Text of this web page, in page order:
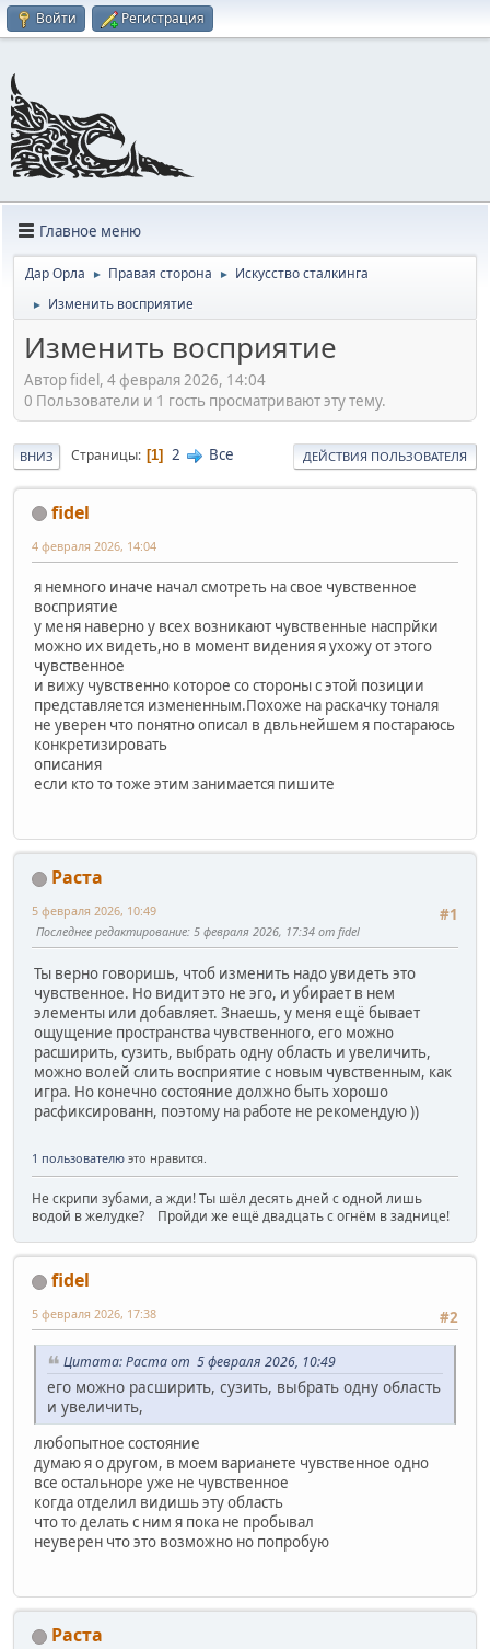
Войти Регистрация
Главное меню
Дар Орла ► Правая сторона ► Искусство сталкинга
► Изменить восприятие
Изменить восприятие
Автор fidel, 4 февраля 2026, 14:04
0 Пользователи и 1 гость просматривают эту тему.
ВНИЗ Страницы 1 2 Все ДЕЙСТВИЯ ПОЛЬЗОВАТЕЛЯ
fidel
4 февраля 2026, 14:04
я немного иначе начал смотреть на свое чувственное
восприятие
у меня наверно у всех возникают чувственные наспрйки
можно их видеть,но в момент видения я ухожу от этого
чувственное
и вижу чувственно которое со стороны с этой позиции
представляется измененным.Похоже на раскачку тоналя
не уверен что понятно описал в двльнейшем я постараюсь
конкретизировать
описания
если кто то тоже этим занимается пишите
Раста
#1
5 февраля 2026, 10:49
Последнее редактирование: 5 февраля 2026, 17:34 от fidel
Ты верно говоришь, чтоб изменить надо увидеть это
чувственное. Но видит это не эго, и убирает в нем
элементы или добавляет. Знаешь, у меня ещё бывает
ощущение пространства чувственного, его можно
расширить, сузить, выбрать одну область и увеличить,
можно волей слить восприятие с новым чувственным, как
игра. Но конечно состояние должно быть хорошо
расфиксированн, поэтому на работе не рекомендую ))
1 пользователю это нравится.
Не скрипи зубами, а жди! Ты шёл десять дней с одной лишь
водой в желудке? Пройди же ещё двадцать с огнём в заднице!
fidel
#2
5 февраля 2026, 17:38
Цитата: Раста от 5 февраля 2026, 10:49
его можно расширить, сузить, выбрать одну область
и увеличить,
любопытное состояние
думаю я о другом, в моем варианете чувственное одно
все остальноре уже не чувственное
когда отделил видишь эту область
что то делать с ним я пока не пробывал
неуверен что это возможно но попробую
Раста